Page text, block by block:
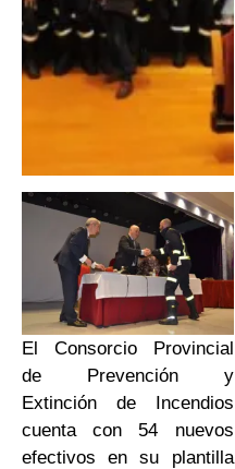
El Consorcio Provincial
de Prevención y
Extinción de Incendios
cuenta con 54 nuevos
efectivos en su plantilla